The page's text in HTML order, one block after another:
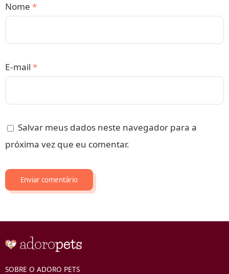
Nome *
E-mail *
Salvar meus dados neste navegador para a
próxima vez que eu comentar.
SOBRE O ADORO PETS